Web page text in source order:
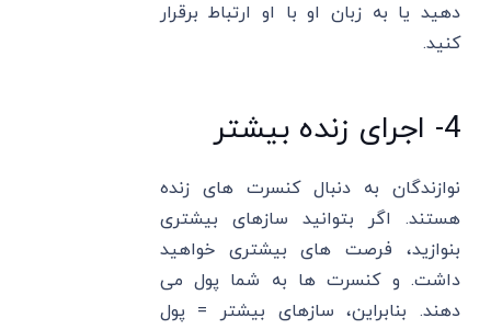
دهید یا به زبان او با او ارتباط برقرار
کنید.
4- اجرای زنده بیشتر
نوازندگان به دنبال کنسرت های زنده
هستند. اگر بتوانید سازهای بیشتری
بنوازید، فرصت های بیشتری خواهید
داشت. و کنسرت ها به شما پول می
دهند. بنابراین، سازهای بیشتر = پول